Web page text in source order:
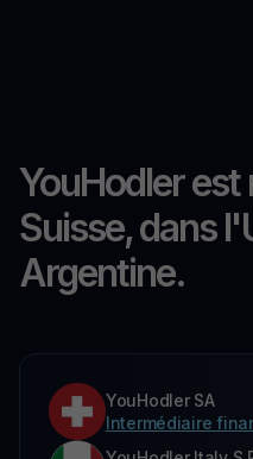
YouHodler
Suisse, dans
Argentine.
YouHodler SA
Intermédiaire